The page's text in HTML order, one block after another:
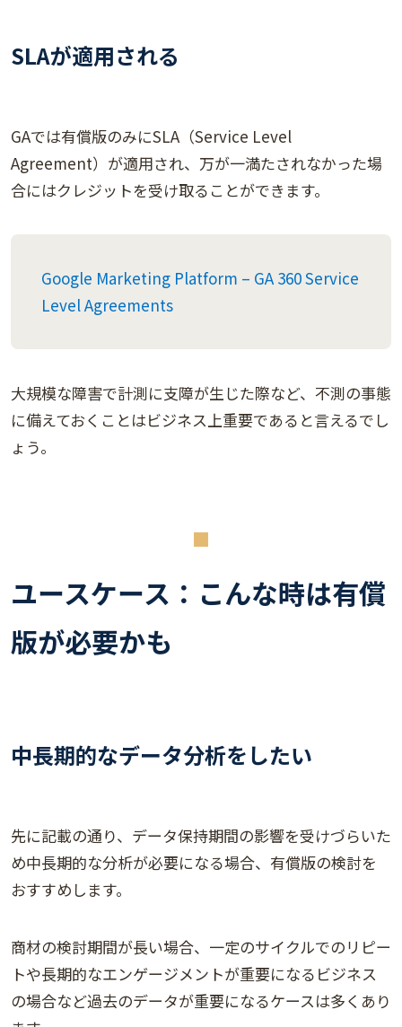
SLAが適用される
GAでは有償版のみにSLA（Service Level
Agreement）が適用され、万が一満たされなかった場
合にはクレジットを受け取ることができます。
Google Marketing Platform – GA 360 Service
Level Agreements
大規模な障害で計測に支障が生じた際など、不測の事態
に備えておくことはビジネス上重要であると言えるでし
ょう。
ユースケース：こんな時は有償
版が必要かも
中長期的なデータ分析をしたい
先に記載の通り、データ保持期間の影響を受けづらいた
め中長期的な分析が必要になる場合、有償版の検討を
おすすめします。
商材の検討期間が長い場合、一定のサイクルでのリピー
トや長期的なエンゲージメントが重要になるビジネス
の場合など過去のデータが重要になるケースは多くあり